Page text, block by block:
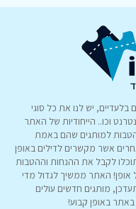
בלעדיים, יש לנו את כל סוגי
וכו.. הייחודיות של האתר
למותגים שהם באמת
אשר מקשרים לדילים באופן
לקבל את ההנחות וההטבות
אופן! האתר ממשיך לגדול מדי
מותגים חדשים עולים
באופן קבוע!